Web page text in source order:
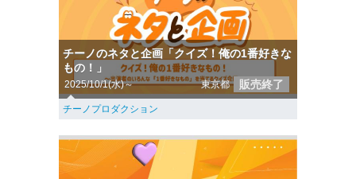
チーノのネタと企画「クイズ！俺の1番好きな
もの！」
2025/10/1(水)～ 東京都 販売終了
チーノプロダクション